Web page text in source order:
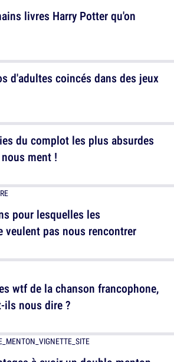
d'adultes coincés dans des jeux
pour lesquelles les
veulent pas nous rencontrer
livres Harry Potter qu'on
du complot les plus absurdes
ment !
wtf de la chanson francophone,
ils nous dire ?